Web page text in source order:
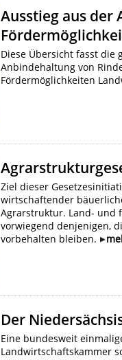
Ausstieg aus der
Diese Übersicht fasst die
Anbindehaltung von
Fördermöglichkeiten
Ziel dieser
wirtschaftender
Agrarstruktur. Land- und
vorwiegend denjenigen,
vorbehalten bleiben.
Der
Eine bundesweit
Landwirtschaftskammer